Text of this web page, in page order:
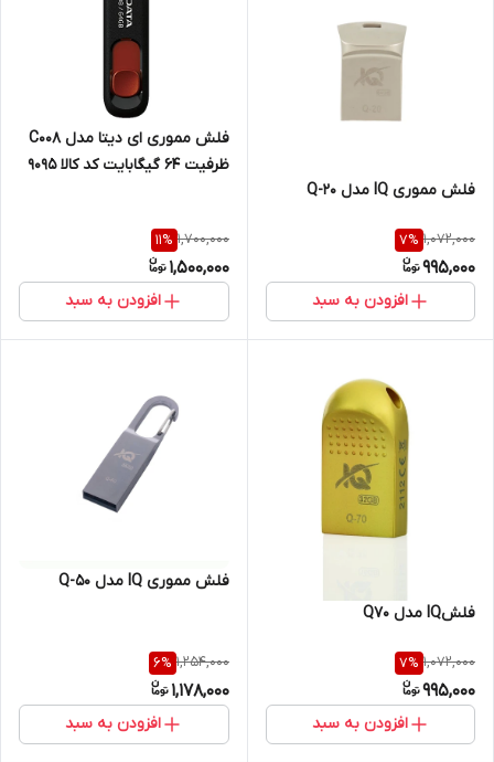
فلش مموری IQ مدل Q-20
1,072,000
7%
995,000
افزودن به سبد
فلش مموری ای دیتا مدل C008
ظرفیت 64 گیگابایت کد کالا 9095
1,700,000
11%
1,500,000
افزودن به سبد
فلشIQ مدل Q70
1,072,000
7%
995,000
افزودن به سبد
فلش مموری IQ مدل Q-50
1,254,000
6%
1,178,000
افزودن به سبد